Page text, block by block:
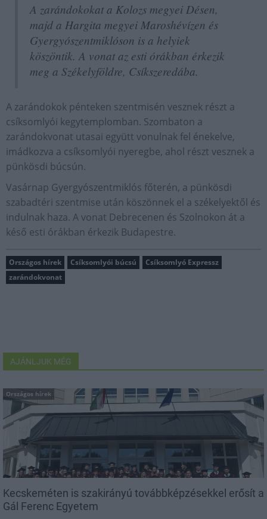
A zarándokokat a Kolozs megyei Désen,
majd a Hargita megyei Maroshévízen és
Gyergyószentmiklóson is a helyiek
köszöntik. A vonat az esti órákban érkezik
meg a Székelyföldre, Csíkszeredába.
A zarándokok pénteken szentmisén vesznek részt a
csíksomlyói kegytemplomban. Szombaton a
zarándokvonat utasai együtt vonulnak fel énekelve,
imádkozva a csíksomlyói nyeregbe, ahol részt vesznek a
pünkösdi búcsún.
Vasárnap Gyergyószentmiklós főterén, a pünkösdi
szabadtéri szentmise után köszönnek el a székelyektől és
indulnak haza. A vonat Debrecenen és Szolnokon át a
késő esti órákban érkezik Budapestre.
Országos hírek Csíksomlyói búcsú
Csíksomlyó Expressz
zarándokvonat
AJÁNLJUK MÉG
Országos hírek
Kecskeméten is szakirányú továbbképzésekkel erősít a
Gál Ferenc Egyetem